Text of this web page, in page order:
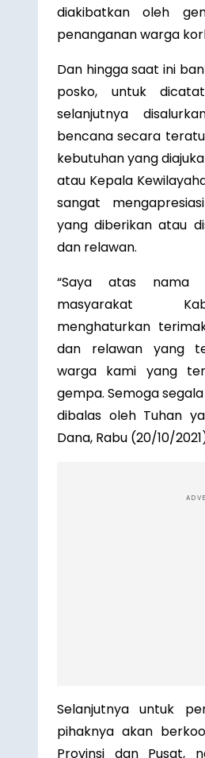
diakibatkan oleh
penanganan warga
Dan hingga saat ini
posko, untuk
selanjutnya
bencana secara
kebutuhan yang
atau Kepala
sangat
yang diberikan atau
dan relawan.
“Saya atas nama
masyarakat
menghaturkan
dan relawan yang
warga kami yang
gempa. Semoga
dibalas oleh Tuhan
Dana, Rabu (20/10/
Selanjutnya untuk
pihaknya akan
Provinsi dan Pusat,